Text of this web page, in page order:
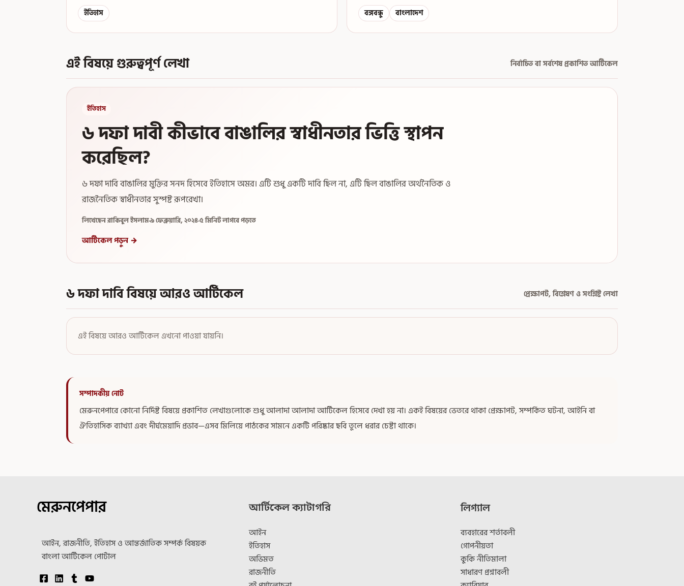
ইতিহাস বঙ্গবন্ধু বাংলাদেশ
এই বিষয়ে গুরুত্বপূর্ণ লেখা নির্বাচিত বা সর্বশেষ প্রকাশিত আর্টিকেল
ইতিহাস
৬ দফা দাবী কীভাবে বাঙালির স্বাধীনতার ভিত্তি স্থাপন
করেছিল?
৬ দফা দাবি বাঙালির মুক্তির সনদ হিসেবে ইতিহাসে অমর। এটি শুধু একটি দাবি ছিল না, এটি ছিল বাঙালির অর্থনৈতিক ও
রাজনৈতিক স্বাধীনতার সুস্পষ্ট রূপরেখা।
লিখেছেন রাকিবুল ইসলাম·৯ ফেব্রুয়ারি, ২০২৪·৫ মিনিট লাগবে পড়তে
আর্টিকেল পড়ুন →
৬ দফা দাবি বিষয়ে আরও আর্টিকেল প্রেক্ষাপট, বিশ্লেষণ ও সংশ্লিষ্ট লেখা
এই বিষয়ে আরও আর্টিকেল এখনো পাওয়া যায়নি।
সম্পাদকীয় নোট
মেরুনপেপারে কোনো নির্দিষ্ট বিষয়ে প্রকাশিত লেখাগুলোকে শুধু আলাদা আলাদা আর্টিকেল হিসেবে দেখা হয় না। একই বিষয়ের ভেতরে থাকা প্রেক্ষাপট, সম্পর্কিত ঘটনা, আইনি বা
ঐতিহাসিক ব্যাখ্যা এবং দীর্ঘমেয়াদি প্রভাব—এসব মিলিয়ে পাঠকের সামনে একটি পরিষ্কার ছবি তুলে ধরার চেষ্টা থাকে।
মেরুনপেপার
আইন, রাজনীতি, ইতিহাস ও আন্তর্জাতিক সম্পর্ক বিষয়ক
বাংলা আর্টিকেল পোর্টাল
আর্টিকেল ক্যাটাগরি
আইন
ইতিহাস
অভিমত
রাজনীতি
লিগ্যাল
ব্যবহারের শর্তাবলী
গোপনীয়তা
কুকি নীতিমালা
সাধারণ প্রশ্নাবলী